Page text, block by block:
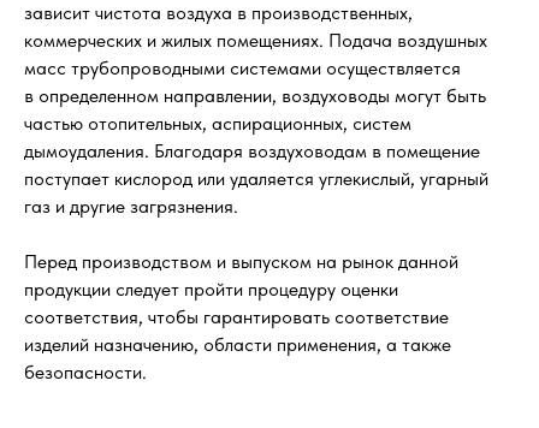
зависит чистота воздуха в производственных,
коммерческих и жилых помещениях. Подача воздушных
масс трубопроводными системами осуществляется
в определенном направлении, воздуховоды могут быть
частью отопительных, аспирационных, систем
дымоудаления. Благодаря воздуховодам в помещение
поступает кислород или удаляется углекислый, угарный
газ и другие загрязнения.
Перед производством и выпуском на рынок данной
продукции следует пройти процедуру оценки
соответствия, чтобы гарантировать соответствие
изделий назначению, области применения, а также
безопасности.